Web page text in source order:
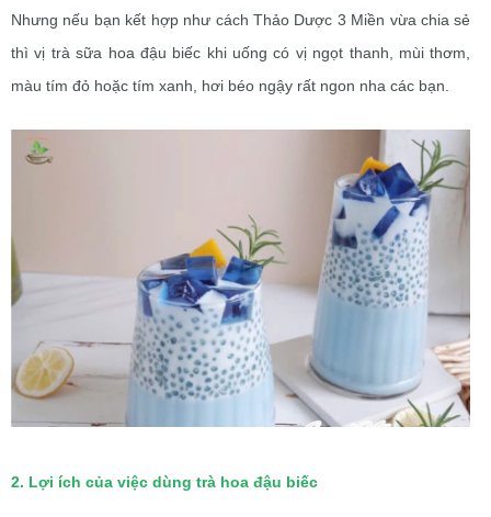
Nhưng nếu bạn kết hợp như cách Thảo Dược 3 Miền vừa chia sẻ
thì vị trà sữa hoa đậu biếc khi uống có vị ngọt thanh, mùi thơm,
màu tím đỏ hoặc tím xanh, hơi béo ngậy rất ngon nha các bạn.
2. Lợi ích của việc dùng trà hoa đậu biếc